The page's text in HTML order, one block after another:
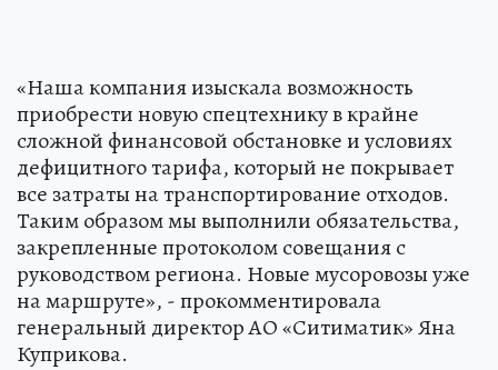
«Наша компания изыскала возможность
приобрести новую спецтехнику в крайне
сложной финансовой обстановке и условиях
дефицитного тарифа, который не покрывает
все затраты на транспортирование отходов.
Таким образом мы выполнили обязательства,
закрепленные протоколом совещания с
руководством региона. Новые мусоровозы уже
на маршруте», - прокомментировала
генеральный директор АО «Ситиматик» Яна
Куприкова.